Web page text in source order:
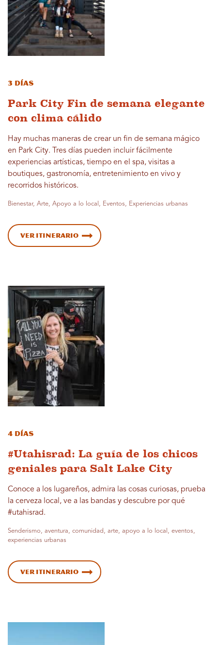
3 días
Park City Fin de semana elegante
con clima cálido
Hay muchas maneras de crear un fin de semana mágico
en Park City. Tres días pueden incluir fácilmente
experiencias artísticas, tiempo en el spa, visitas a
boutiques, gastronomía, entretenimiento en vivo y
recorridos históricos.
Bienestar, Arte, Apoyo a lo local, Eventos, Experiencias urbanas
Ver itinerario
4 días
#Utahisrad: La guía de los chicos
geniales para Salt Lake City
Conoce a los lugareños, admira las cosas curiosas, prueba
la cerveza local, ve a las bandas y descubre por qué
#utahisrad.
Senderismo, aventura, comunidad, arte, apoyo a lo local, eventos,
experiencias urbanas
Ver itinerario